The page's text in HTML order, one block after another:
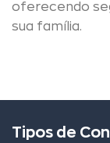
oferecendo
sua família.
Tipos de